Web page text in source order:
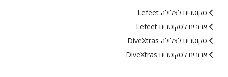
סקוטרים לצלילה Lefeet
אבזרים לסקוטרים Lefeet
סקוטרים לצלילה DiveXtras
אבזרים לסקוטרים DiveXtras